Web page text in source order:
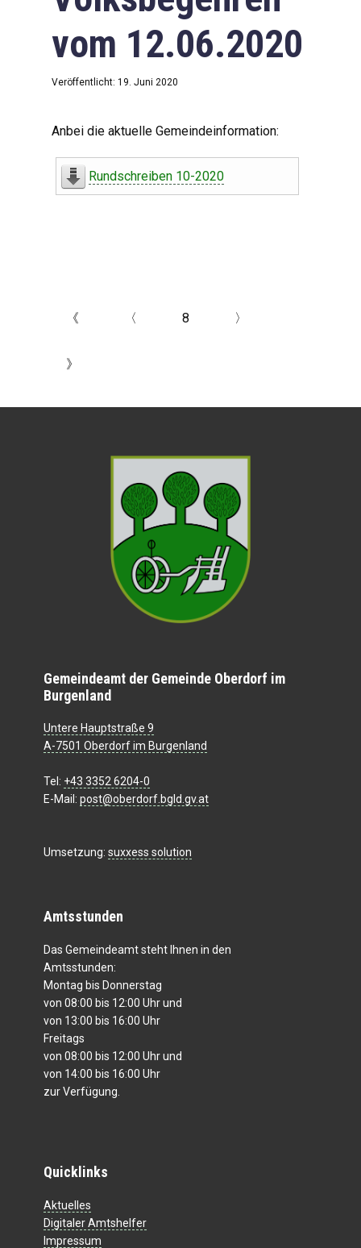
vom 12.06.2020
Veröffentlicht: 19. Juni 2020
Anbei die aktuelle Gemeindeinformation:
Rundschreiben 10-2020
《 〈 8 〉
》
Gemeindeamt der Gemeinde Oberdorf im
Burgenland
Untere Hauptstraße 9
A-7501 Oberdorf im Burgenland
Tel: +43 3352 6204-0
E-Mail: post@oberdorf.bgld.gv.at
Umsetzung: suxxess solution
Amtsstunden
Das Gemeindeamt steht Ihnen in den
Amtsstunden:
Montag bis Donnerstag
von 08:00 bis 12:00 Uhr und
von 13:00 bis 16:00 Uhr
Freitags
von 08:00 bis 12:00 Uhr und
von 14:00 bis 16:00 Uhr
zur Verfügung.
Quicklinks
Aktuelles
Digitaler Amtshelfer
Impressum